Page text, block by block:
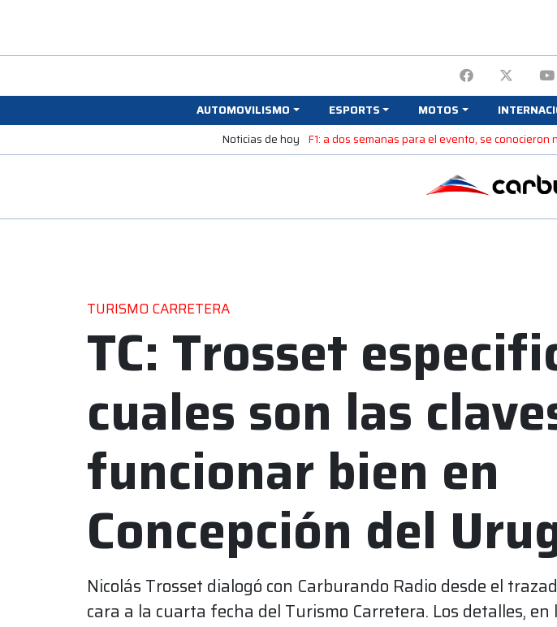
AUTOMOVILISMO ESPORTS MOTOS
Noticias de hoy F1: a dos semanas para el evento, se
TURISMO CARRETERA
TC: Trosset
cuales son las
funcionar bien en
Concepción del
Nicolás Trosset dialogó con Carburando Radio desde el
cara a la cuarta fecha del Turismo Carretera. Los detalles,